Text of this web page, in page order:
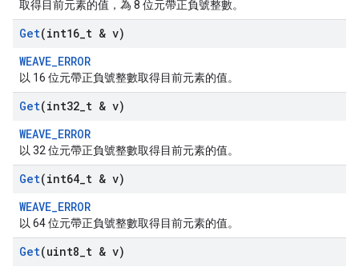
取得目前元素的值，為 8 位元帶正負號整數。
Get(int16 t & v)
WEAVE_ERROR
以 16 位元帶正負號整數取得目前元素的值。
Get(int32 t & v)
WEAVE_ERROR
以 32 位元帶正負號整數取得目前元素的值。
Get(int64 t & v)
WEAVE_ERROR
以 64 位元帶正負號整數取得目前元素的值。
Get(uint8 t & v)